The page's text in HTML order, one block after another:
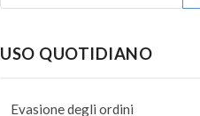
USO QUOTIDIANO
Evasione degli ordini